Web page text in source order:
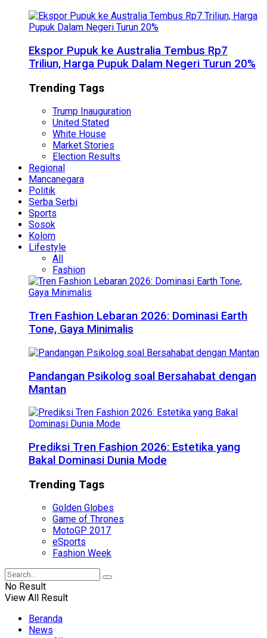
Ekspor Pupuk ke Australia Tembus Rp7
Triliun, Harga Pupuk Dalam Negeri Turun 20%
Trending Tags
Trump Inauguration
United Stated
White House
Market Stories
Election Results
Regional
Mancanegara
Politik
Serba Serbi
Sports
Sosok
Kolom
Lifestyle
All
Fashion
Tren Fashion Lebaran 2026: Dominasi Earth
Tone, Gaya Minimalis
Pandangan Psikolog soal Bersahabat dengan
Mantan
Prediksi Tren Fashion 2026: Estetika yang
Bakal Dominasi Dunia Mode
Trending Tags
Golden Globes
Game of Thrones
MotoGP 2017
eSports
Fashion Week
No Result
View All Result
Beranda
News